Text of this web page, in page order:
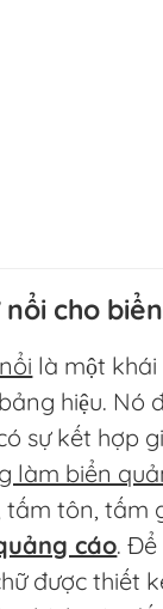
nổi cho
là một
hiệu. Nó
sự kết hợp
làm biển
tấm tôn, tấm
cáo.
được thiết